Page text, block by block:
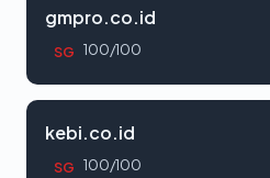
gmpro.co.id
SG 100/100
kebi.co.id
SG 100/100